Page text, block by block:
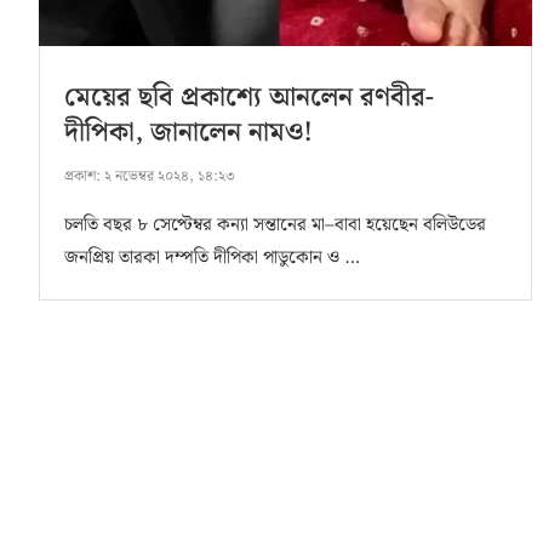
মেয়ের ছবি প্রকাশ্যে আনলেন রণবীর-
দীপিকা, জানালেন নামও!
প্রকাশ: ২ নভেম্বর ২০২৪, ১৪:২৩
চলতি বছর ৮ সেপ্টেম্বর কন্যা সন্তানের মা–বাবা হয়েছেন বলিউডের
জনপ্রিয় তারকা দম্পতি দীপিকা পাডুকোন ও …